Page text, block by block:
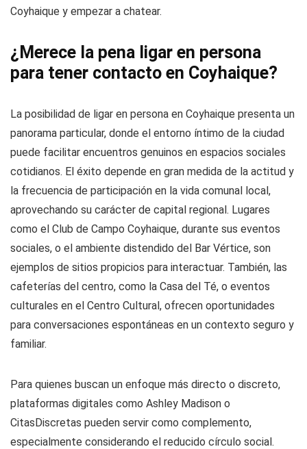
Coyhaique y empezar a chatear.
¿Merece la pena ligar en persona
para tener contacto en Coyhaique?
La posibilidad de ligar en persona en Coyhaique presenta un
panorama particular, donde el entorno íntimo de la ciudad
puede facilitar encuentros genuinos en espacios sociales
cotidianos. El éxito depende en gran medida de la actitud y
la frecuencia de participación en la vida comunal local,
aprovechando su carácter de capital regional. Lugares
como el Club de Campo Coyhaique, durante sus eventos
sociales, o el ambiente distendido del Bar Vértice, son
ejemplos de sitios propicios para interactuar. También, las
cafeterías del centro, como la Casa del Té, o eventos
culturales en el Centro Cultural, ofrecen oportunidades
para conversaciones espontáneas en un contexto seguro y
familiar.
Para quienes buscan un enfoque más directo o discreto,
plataformas digitales como Ashley Madison o
CitasDiscretas pueden servir como complemento,
especialmente considerando el reducido círculo social.